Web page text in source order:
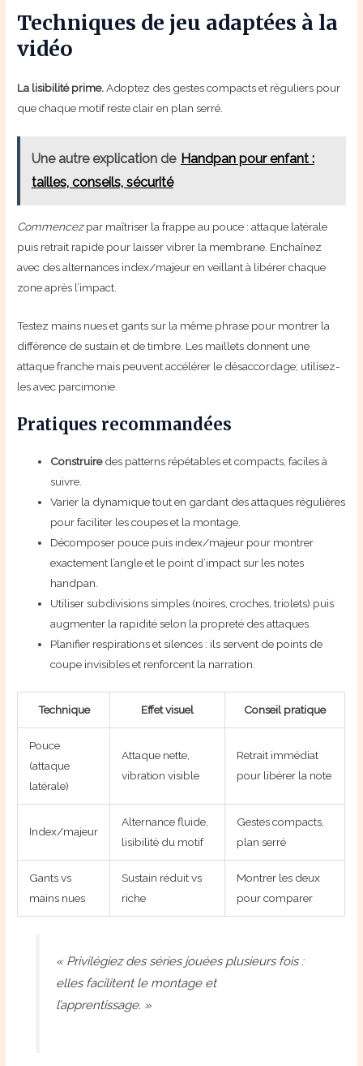
Techniques de jeu adaptées à la
vidéo
La lisibilité prime.Adoptez des gestes compacts et réguliers pour
que chaque motif reste clair en plan serré.
Une autre explication de Handpan pour enfant :
tailles, conseils, sécurité
Commencezpar maîtriser la frappe au pouce : attaque latérale
puis retrait rapide pour laisser vibrer la membrane. Enchaînez
avec des alternances index/majeur en veillant à libérer chaque
zone après l’impact.
Testez mains nues et gants sur la même phrase pour montrer la
différence de sustain et de timbre. Les maillets donnent une
attaque franche mais peuvent accélérer le désaccordage; utilisez-
les avec parcimonie.
Pratiques recommandées
Construiredes patterns répétables et compacts, faciles à
suivre.
Varier la dynamique tout en gardant des attaques régulières
pour faciliter les coupes et la montage.
Décomposer pouce puis index/majeur pour montrer
exactement l’angle et le point d’impact sur les notes
handpan.
Utiliser subdivisions simples (noires, croches, triolets) puis
augmenter la rapidité selon la propreté des attaques.
Planifier respirations et silences : ils servent de points de
coupe invisibles et renforcent la narration.
Technique Effet visuel Conseil pratique
Pouce
(attaque
latérale)
Attaque nette,
vibration visible
Retrait immédiat
pour libérer la note
Index/majeur
Alternance fluide,
lisibilité du motif
Gestes compacts,
plan serré
Gants vs
mains nues
Sustain réduit vs
riche
Montrer les deux
pour comparer
« Privilégiez des séries jouées plusieurs fois :
elles facilitent le montage et
l’apprentissage. »